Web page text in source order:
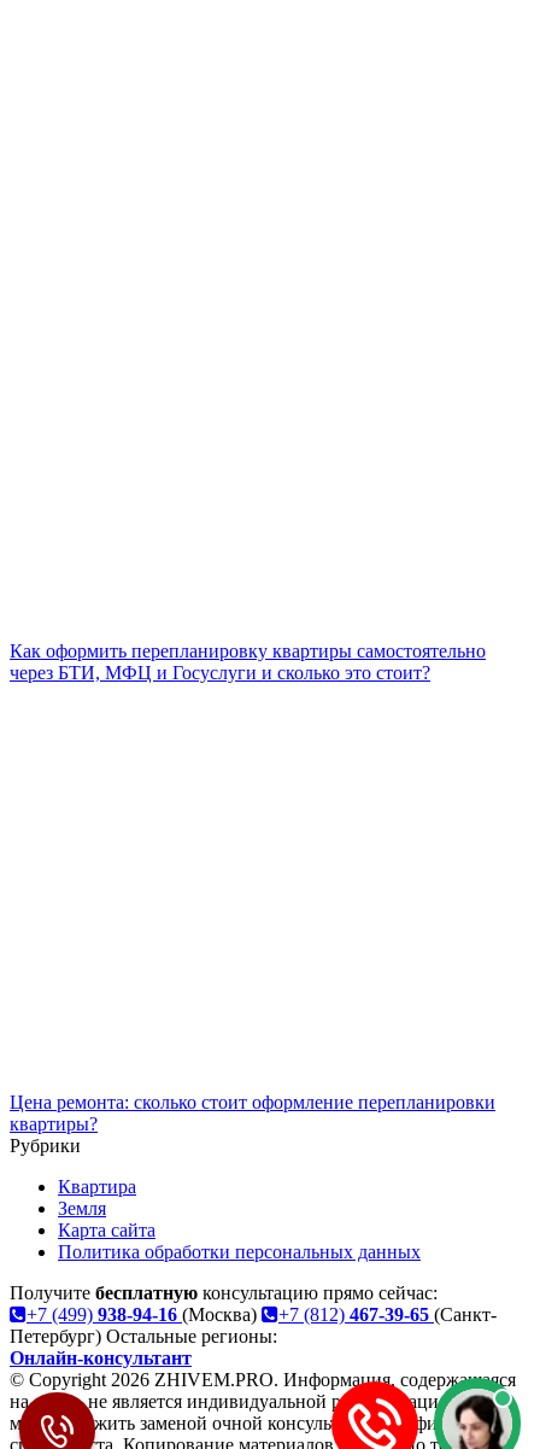
Как оформить перепланировку квартиры самостоятельно
через БТИ, МФЦ и Госуслуги и сколько это стоит?
Цена ремонта: сколько стоит оформление перепланировки
квартиры?
Рубрики
Квартира
Земля
Карта сайта
Политика обработки персональных данных
Получите бесплатную консультацию прямо сейчас:
+7 (499) 938-94-16 (Москва) +7 (812) 467-39-65 (Санкт-
Петербург) Остальные регионы:
Онлайн-консультант
© Copyright 2026 ZHIVEM.PRO. Информация, содержащаяся
на сайте, не является индивидуальной рекомендацией и не
может служить заменой очной консультации профильного